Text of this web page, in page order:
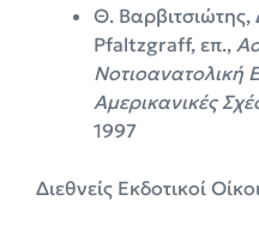
Θ. Βαρβιτσιώτης,
Pfaltzgraff, επ.,
Νοτιοανατολική
Αμερικανικές
1997
Διεθνείς Εκδοτικοί